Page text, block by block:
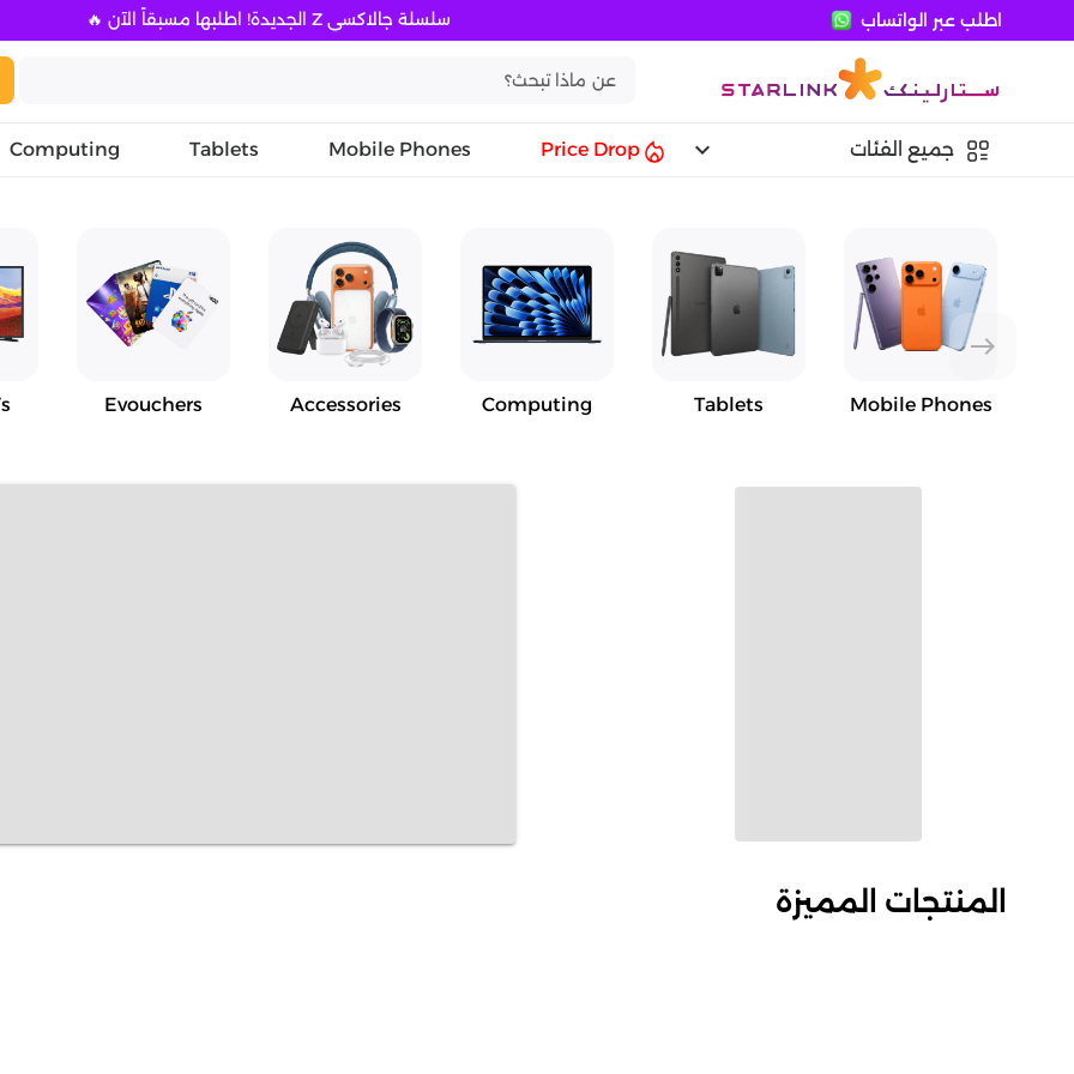
اطلب عبر الواتساب سلسلة جالاكسي Z الجديدة! اطلبها مسبقاً الآن 🔥
جميع الفئات keyboard_arrow_down
Price Drop
Mobile Phones
Tablets
Computing
east
Mobile Phones
Tablets
Computing
Accessories
Evouchers
المنتجات المميزة